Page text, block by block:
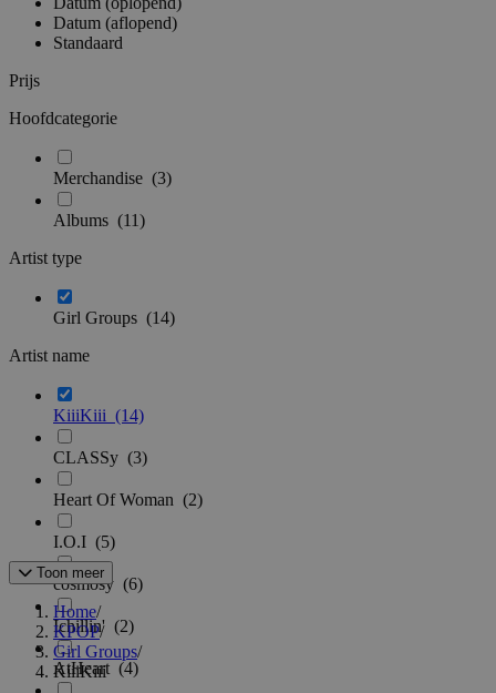
Datum (aflopend)
Standaard
Prijs
Hoofdcategorie
Merchandise (3)
Albums (11)
Artist type
Girl Groups (14)
Artist name
KiiiKiii (14)
CLASSy (3)
Heart Of Woman (2)
I.O.I (5)
cosmosy (6)
Ichillin' (2)
AtHeart (4)
Toon meer
Home/
KPOP/
Girl Groups/
KiiiKiii